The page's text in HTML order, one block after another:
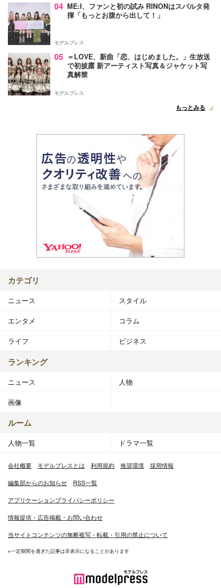
04 ME:I、ファンと初の試み RINONはスパルタ発
揮「もっとお腹から出して！」
モデルプレス
05 ＝LOVE、新曲「恋、はじめました。」生放送
で初披露 新アーティスト写真＆ジャケット写
真解禁
モデルプレス
もっとみる
カテゴリ
ニュース スタイル
エンタメ コラム
ライフ ビジネス
ランキング
ニュース 人物
画像
ルーム
人物一覧 ドラマ一覧
会社概要 モデルプレスとは 利用規約 推奨環境 採用情報
編集部からのお知らせ RSS一覧
アプリケーションプライバシーポリシー
情報提供・広告掲載・お問い合わせ
当サイトコンテンツの無断複写・転載・引用の禁止について
※一定期間を過ぎた記事は非表示になることがあります